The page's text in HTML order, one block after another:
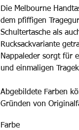
Die Melbourne
dem pfiffigen
Schultertasche als
Rucksackvariante
Nappaleder sorgt für
und einmaligen
Abgebildete Farben
Gründen von
Farbe